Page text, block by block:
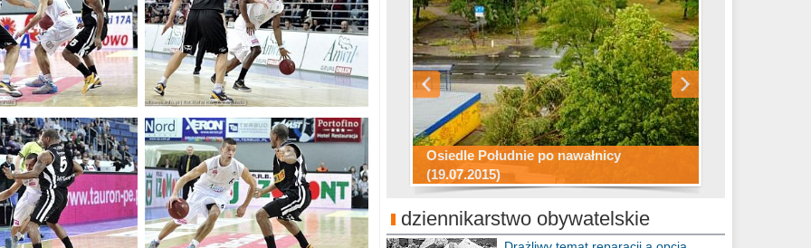
Osiedle Południe po nawałnicy
(19.07.2015)
Wizytówka Włocławka
polowanie wigilijne 2014
dziennikarstwo obywatelskie